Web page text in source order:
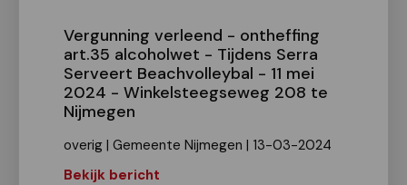
Vergunning verleend - ontheffing
art.35 alcoholwet - Tijdens Serra
Serveert Beachvolleybal - 11 mei
2024 - Winkelsteegseweg 208 te
Nijmegen
overig | Gemeente Nijmegen | 13-03-2024
Bekijk bericht